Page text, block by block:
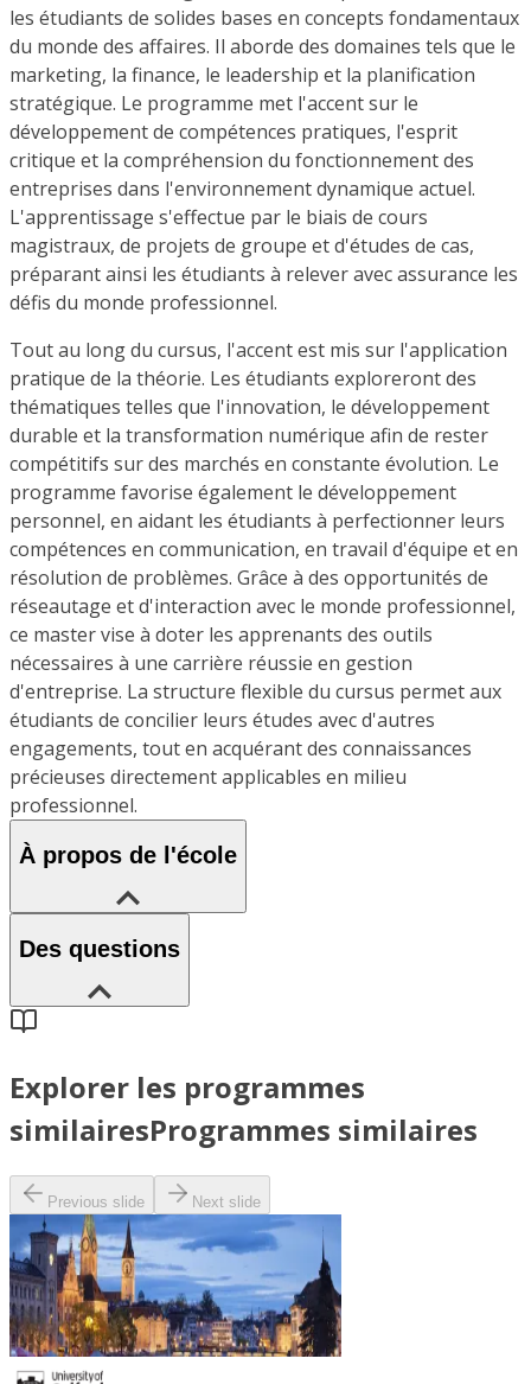
les étudiants de solides bases en concepts fondamentaux
du monde des affaires. Il aborde des domaines tels que le
marketing, la finance, le leadership et la planification
stratégique. Le programme met l'accent sur le
développement de compétences pratiques, l'esprit
critique et la compréhension du fonctionnement des
entreprises dans l'environnement dynamique actuel.
L'apprentissage s'effectue par le biais de cours
magistraux, de projets de groupe et d'études de cas,
préparant ainsi les étudiants à relever avec assurance les
défis du monde professionnel.
Tout au long du cursus, l'accent est mis sur l'application
pratique de la théorie. Les étudiants exploreront des
thématiques telles que l'innovation, le développement
durable et la transformation numérique afin de rester
compétitifs sur des marchés en constante évolution. Le
programme favorise également le développement
personnel, en aidant les étudiants à perfectionner leurs
compétences en communication, en travail d'équipe et en
résolution de problèmes. Grâce à des opportunités de
réseautage et d'interaction avec le monde professionnel,
ce master vise à doter les apprenants des outils
nécessaires à une carrière réussie en gestion
d'entreprise. La structure flexible du cursus permet aux
étudiants de concilier leurs études avec d'autres
engagements, tout en acquérant des connaissances
précieuses directement applicables en milieu
professionnel.
À propos de l'école
Des questions
Explorer les programmes
similairesProgrammes similaires
Previous slide Next slide